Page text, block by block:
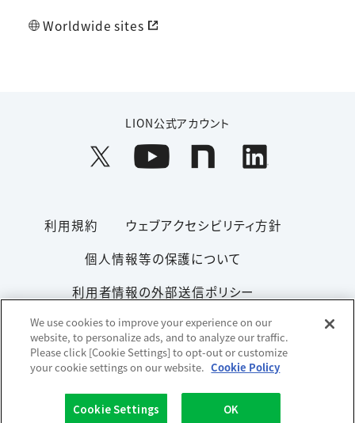
Worldwide sites
LION公式アカウント
利用規約
ウェブアクセシビリティ方針
個人情報等の保護について
利用者情報の外部送信ポリシー
ソーシャルメディアポリシー
サイトマップ
Copyright© 1996-2026 Lion Corporation. All rights reserved.
We use cookies to improve your experience on our
website, to personalize ads, and to analyze our traffic.
Please click [Cookie Settings] to opt-out or customize
your cookie settings on our website. Cookie Policy
Cookie Settings OK